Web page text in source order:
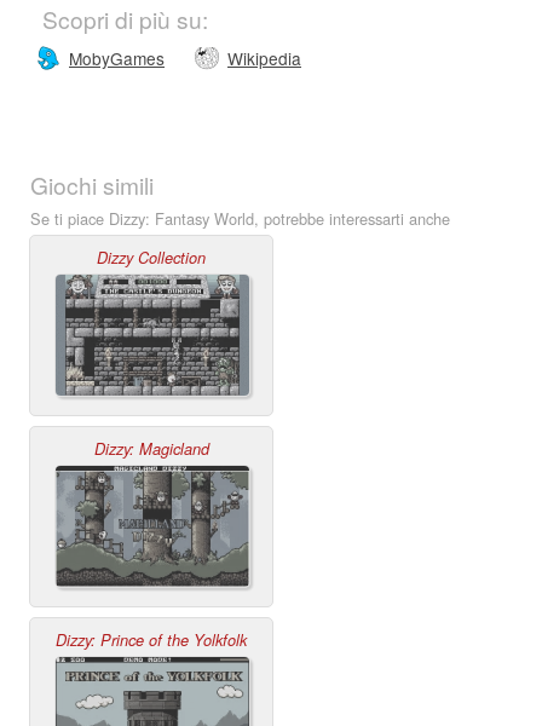
Scopri di più su:
MobyGames Wikipedia
Giochi simili
Se ti piace Dizzy: Fantasy World, potrebbe interessarti anche
Dizzy Collection
Dizzy: Magicland
Dizzy: Prince of the Yolkfolk